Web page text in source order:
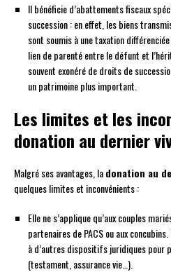
Il bénéficie d’abattements fiscaux
succession : en effet, les biens
sont soumis à une taxation
lien de parenté entre le défunt et
souvent exonéré de droits de
un patrimoine plus important.
Les limites et les
donation au dernier
Malgré ses avantages, ladonation au
quelques limites et inconvénients :
Elle ne s’applique qu’aux couples
partenaires de PACS ou aux
à d’autres dispositifs juridiques
(testament, assurance vie…).